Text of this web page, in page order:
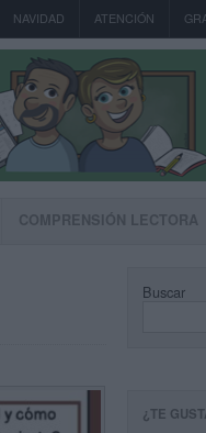
NAVIDAD ATENCIÓN
COMPRENSIÓN LECTORA
Buscar
¿TE